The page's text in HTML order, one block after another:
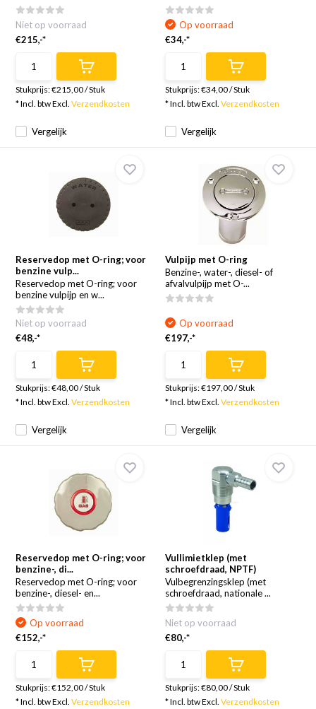
Vergelijk
Niet op voorraad
€215,-*
Stukprijs:€215,00/Stuk
* Incl. btw Excl.Verzendkosten
Vergelijk
Op voorraad
€34,-*
Stukprijs:€34,00/Stuk
* Incl. btw Excl. Verzendkosten
Reservedop met O-ring; voor
benzine vulp...
Reservedop met O-ring; voor
benzine vulpijp en w...
Vergelijk
Niet op voorraad
€48,-*
Stukprijs:€48,00/Stuk
* Incl. btw Excl.Verzendkosten
Vulpijp met O-ring
Benzine-, water-, diesel- of
afvalvulpijp met O-...
Vergelijk
Op voorraad
€197,-*
Stukprijs:€197,00/Stuk
* Incl. btw Excl. Verzendkosten
Reservedop met O-ring; voor
benzine-, di...
Reservedop met O-ring; voor
benzine-, diesel- en...
Op voorraad
€152,-*
Stukprijs:€152,00/Stuk
* Incl. btw Excl.Verzendkosten
Vullimietklep (met
schroefdraad, NPTF)
Vulbegrenzingsklep (met
schroefdraad, nationale ...
Niet op voorraad
€80,-*
Stukprijs:€80,00/Stuk
* Incl. btw Excl. Verzendkosten